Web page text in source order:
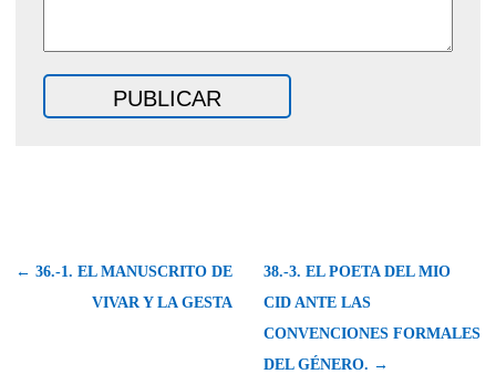
← 36.-1. EL MANUSCRITO DE
VIVAR Y LA GESTA
38.-3. EL POETA DEL MIO
CID ANTE LAS
CONVENCIONES FORMALES
DEL GÉNERO. →